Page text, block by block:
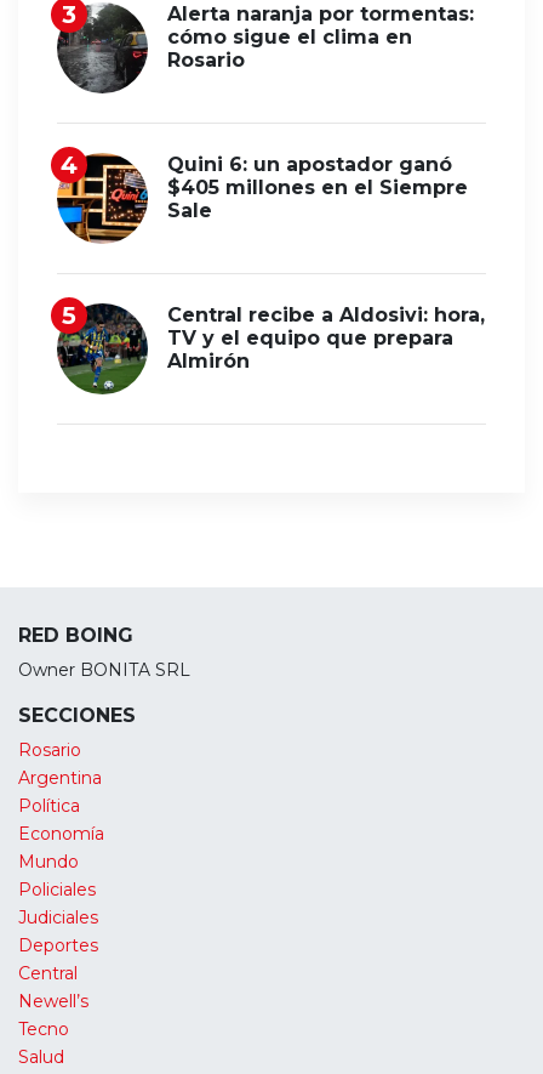
Alerta naranja por tormentas:
cómo sigue el clima en
Rosario
Quini 6: un apostador ganó
$405 millones en el Siempre
Sale
Central recibe a Aldosivi: hora,
TV y el equipo que prepara
Almirón
RED BOING
Owner BONITA SRL
SECCIONES
Rosario
Argentina
Política
Economía
Mundo
Policiales
Judiciales
Deportes
Central
Newell’s
Tecno
Salud